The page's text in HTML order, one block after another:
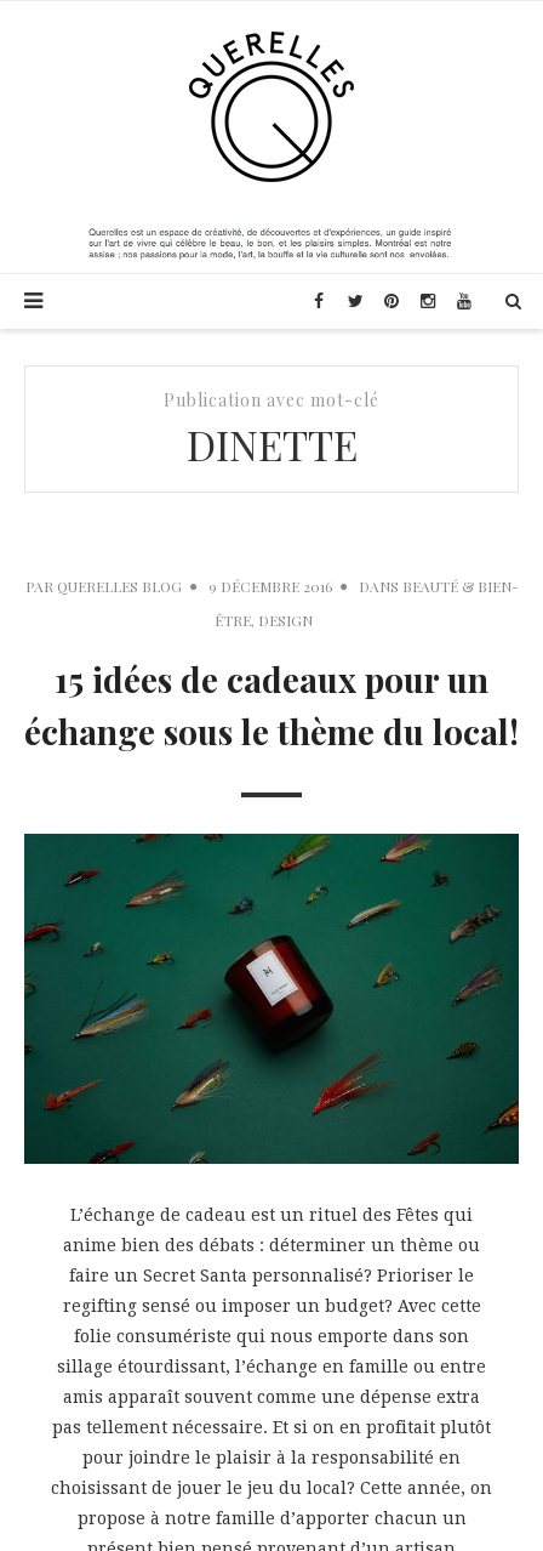
Publication avec mot-clé
DINETTE
PAR QUERELLES BLOG 9 DÉCEMBRE 2016 DANS BEAUTÉ & BIEN-
ÊTRE, DESIGN
15 idées de cadeaux pour un
échange sous le thème du local!
L’échange de cadeau est un rituel des Fêtes qui
anime bien des débats : déterminer un thème ou
faire un Secret Santa personnalisé? Prioriser le
regifting sensé ou imposer un budget? Avec cette
folie consumériste qui nous emporte dans son
sillage étourdissant, l’échange en famille ou entre
amis apparaît souvent comme une dépense extra
pas tellement nécessaire. Et si on en profitait plutôt
pour joindre le plaisir à la responsabilité en
choisissant de jouer le jeu du local? Cette année, on
propose à notre famille d’apporter chacun un